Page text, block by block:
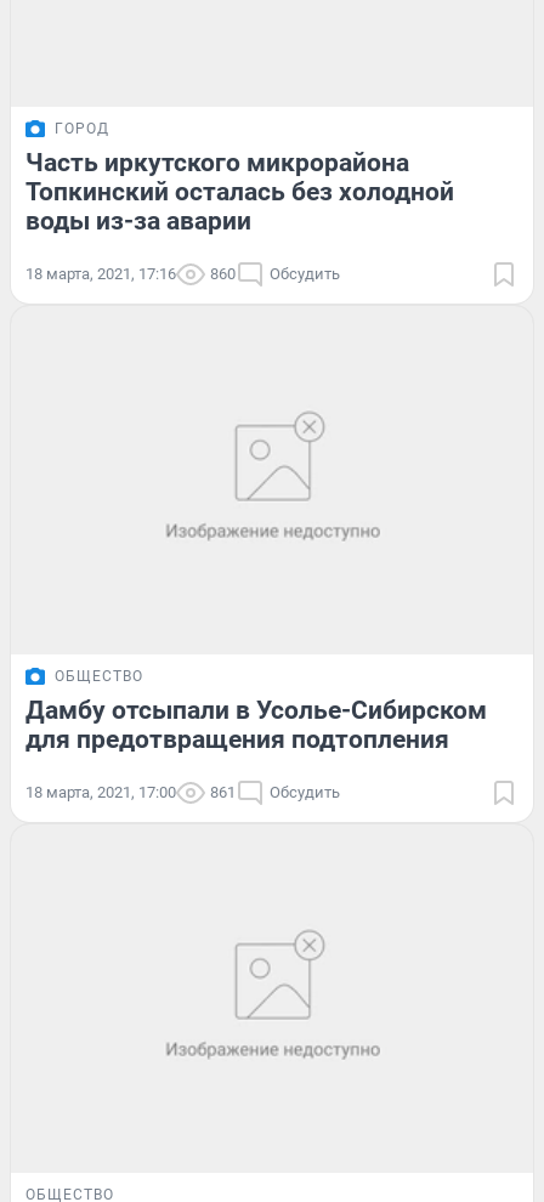
ГОРОД
Часть иркутского микрорайона
Топкинский осталась без холодной
воды из-за аварии
18 марта, 2021, 17:16 860 Обсудить
ОБЩЕСТВО
Дамбу отсыпали в Усолье-Сибирском
для предотвращения подтопления
18 марта, 2021, 17:00 861 Обсудить
ОБЩЕСТВО